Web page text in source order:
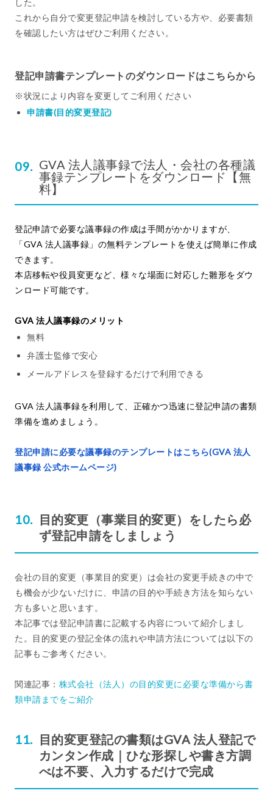
これから自分で変更登記申請を検討している方や、必要書類
を確認したい方はぜひご利用ください。
登記申請書テンプレートのダウンロードはこちらから
※状況により内容を変更してご利用ください
申請書(目的変更登記)
GVA 法人議事録で法人・会社の各種議
事録テンプレートをダウンロード【無
料】
登記申請で必要な議事録の作成は手間がかかりますが、
「GVA 法人議事録」の無料テンプレートを使えば簡単に作成
できます。
本店移転や役員変更など、様々な場面に対応した雛形をダウ
ンロード可能です。
GVA 法人議事録のメリット
無料
弁護士監修で安心
メールアドレスを登録するだけで利用できる
GVA 法人議事録を利用して、正確かつ迅速に登記申請の書類
準備を進めましょう。
登記申請に必要な議事録のテンプレートはこちら(GVA 法人
議事録 公式ホームページ)
目的変更（事業目的変更）をしたら必
ず登記申請をしましょう
会社の目的変更（事業目的変更）は会社の変更手続きの中で
も機会が少ないだけに、申請の目的や手続き方法を知らない
方も多いと思います。
本記事では登記申請書に記載する内容について紹介しまし
た。目的変更の登記全体の流れや申請方法については以下の
記事もご参考ください。
関連記事： 株式会社（法人）の目的変更に必要な準備から書
類申請までをご紹介
目的変更登記の書類はGVA 法人登記で
カンタン作成｜ひな形探しや書き方調
べは不要、入力するだけで完成